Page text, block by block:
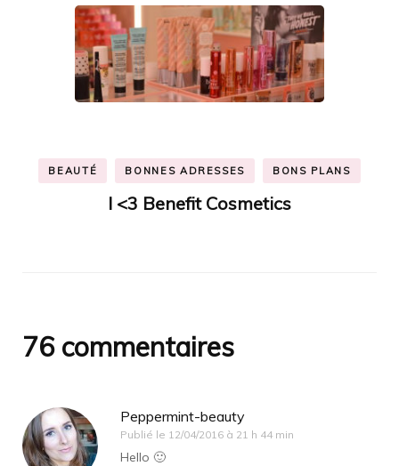
BEAUTÉ BONNES ADRESSES BONS PLANS
I <3 Benefit Cosmetics
76 commentaires
Peppermint-beauty
Publié le 12/04/2016 à 21 h 44 min
Hello 🙂